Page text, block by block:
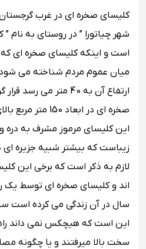
کلیسای صخره ای در غرب گرجستان
شهر چیاتورا ” در روستای به
است و اینکه کلیسای صخره ای
میان عموم مردم شناخته می شود
ارتفاع آن به 40 متر
صخره ای در ابعاد
این کلیسای مرموز مشرف به دره و
زیباست که بیشتر شبیه جزیره
لازم به ذکر است که برخی این
سال در آن زندگی می کرده است
این است که هیچکس نمی داند
سخت بالا میرفتند و یا چگونه